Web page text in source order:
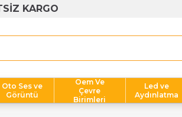
KARGO
Oto Ses ve
Görüntü
Oem Ve
Çevre
Birimleri
Led ve
Aydınlatma